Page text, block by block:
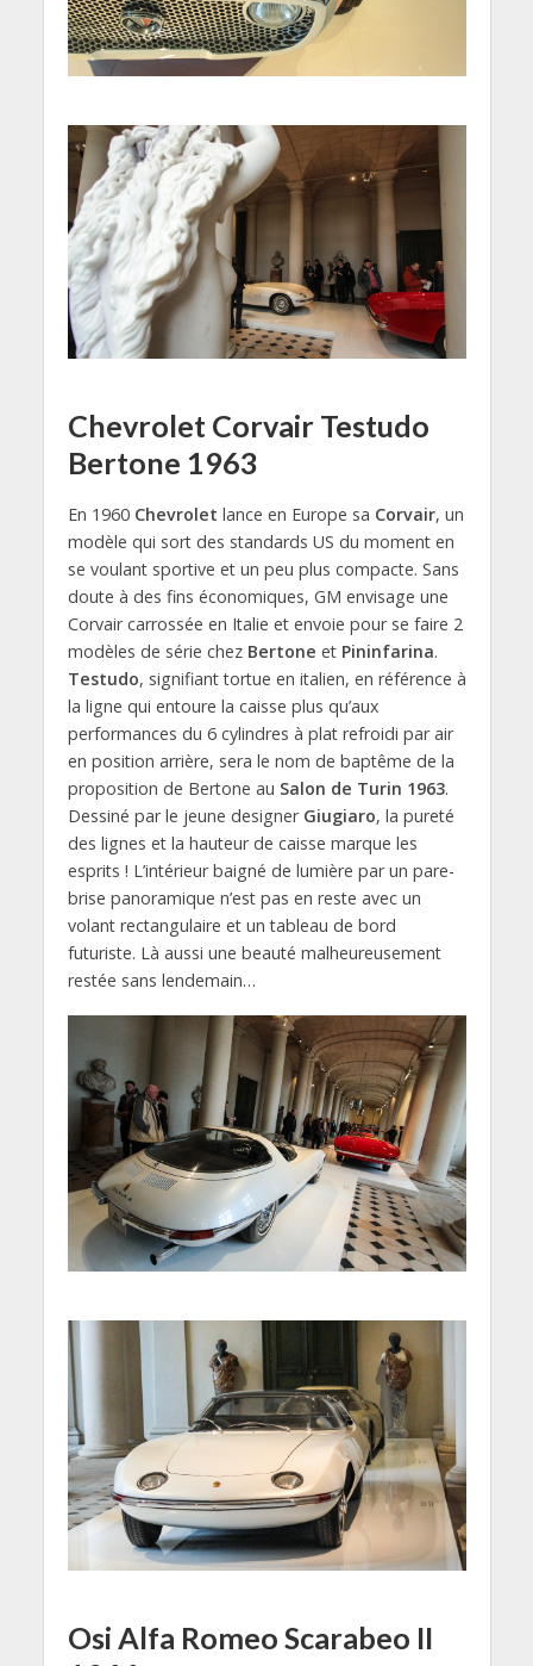
Chevrolet Corvair Testudo
Bertone 1963
En 1960 Chevrolet lance en Europe sa Corvair, un
modèle qui sort des standards US du moment en
se voulant sportive et un peu plus compacte. Sans
doute à des fins économiques, GM envisage une
Corvair carrossée en Italie et envoie pour se faire 2
modèles de série chez Bertone et Pininfarina.
Testudo, signifiant tortue en italien, en référence à
la ligne qui entoure la caisse plus qu’aux
performances du 6 cylindres à plat refroidi par air
en position arrière, sera le nom de baptême de la
proposition de Bertone au Salon de Turin 1963.
Dessiné par le jeune designer Giugiaro, la pureté
des lignes et la hauteur de caisse marque les
esprits ! L’intérieur baigné de lumière par un pare-
brise panoramique n’est pas en reste avec un
volant rectangulaire et un tableau de bord
futuriste. Là aussi une beauté malheureusement
restée sans lendemain…
Osi Alfa Romeo Scarabeo II